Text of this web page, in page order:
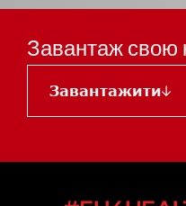
Завантаж свою
Завантажити